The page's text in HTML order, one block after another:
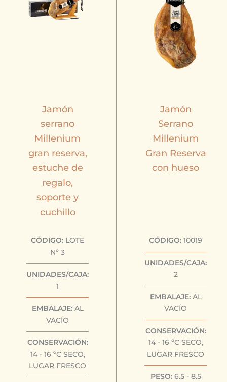
Jamón
serrano
Millenium
gran reserva,
estuche de
regalo,
soporte y
cuchillo
CÓDIGO: LOTE
Nº 3
UNIDADES/CAJA:
1
EMBALAJE:AL
VACÍO
CONSERVACIÓN:
14 - 16 ºC SECO,
LUGAR FRESCO
Jamón
Serrano
Millenium
Gran Reserva
con hueso
CÓDIGO: 10019
UNIDADES/CAJA:
2
EMBALAJE:AL
VACÍO
CONSERVACIÓN:
14 - 16 ºC SECO,
LUGAR FRESCO
PESO:6.5 - 8.5